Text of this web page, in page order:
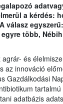
a kérdés:
több,
és
innováció
Gazdálkodási
adatbázis